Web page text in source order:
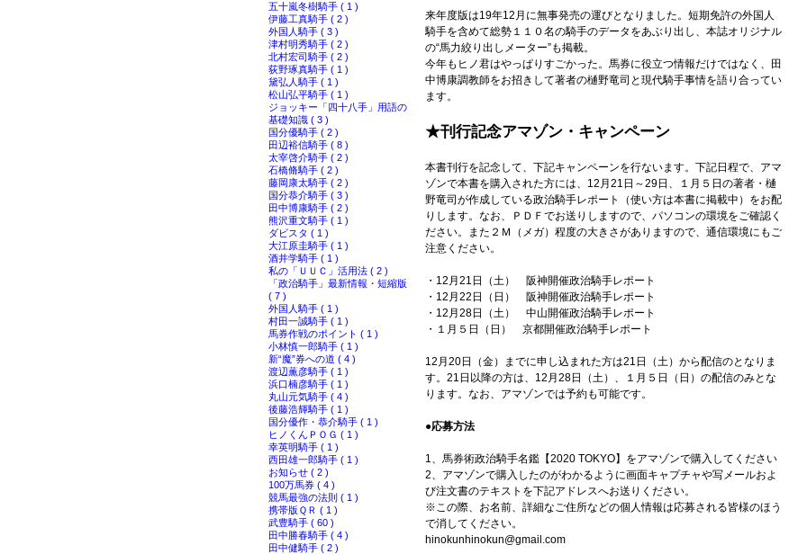
五十嵐冬樹騎手 ( 1 )
伊藤工真騎手 ( 2 )
外国人騎手 ( 3 )
津村明秀騎手 ( 2 )
北村宏司騎手 ( 2 )
荻野琢真騎手 ( 1 )
黛弘人騎手 ( 1 )
松山弘平騎手 ( 1 )
ジョッキー「四十八手」用語の
基礎知識 ( 3 )
国分優騎手 ( 2 )
田辺裕信騎手 ( 8 )
太宰啓介騎手 ( 2 )
石橋脩騎手 ( 2 )
藤岡康太騎手 ( 2 )
国分恭介騎手 ( 3 )
田中博康騎手 ( 2 )
熊沢重文騎手 ( 1 )
ダビスタ ( 1 )
大江原圭騎手 ( 1 )
酒井学騎手 ( 1 )
私の「ＵＵＣ」活用法 ( 2 )
「政治騎手」最新情報・短縮版
( 7 )
外国人騎手 ( 1 )
村田一誠騎手 ( 1 )
馬券作戦のポイント ( 1 )
小林慎一郎騎手 ( 1 )
新“魔”券への道 ( 4 )
渡辺薫彦騎手 ( 1 )
浜口楠彦騎手 ( 1 )
丸山元気騎手 ( 4 )
後藤浩輝騎手 ( 1 )
国分優作・恭介騎手 ( 1 )
ヒノくんＰＯＧ ( 1 )
幸英明騎手 ( 1 )
西田雄一郎騎手 ( 1 )
お知らせ ( 2 )
100万馬券 ( 4 )
競馬最強の法則 ( 1 )
携帯版ＱＲ ( 1 )
武豊騎手 ( 60 )
田中勝春騎手 ( 4 )
田中健騎手 ( 2 )
来年度版は19年12月に無事発売の運びとなりました。短期免許の外国人
騎手を含めて総勢１１０名の騎手のデータをあぶり出し、本誌オリジナル
の“馬力絞り出しメーター”も掲載。
今年もヒノ君はやっぱりすごかった。馬券に役立つ情報だけではなく、田
中博康調教師をお招きして著者の樋野竜司と現代騎手事情を語り合ってい
ます。
★刊行記念アマゾン・キャンペーン
本書刊行を記念して、下記キャンペーンを行ないます。下記日程で、アマ
ゾンで本書を購入された方には、12月21日～29日、１月５日の著者・樋
野竜司が作成している政治騎手レポート（使い方は本書に掲載中）をお配
りします。なお、ＰＤＦでお送りしますので、パソコンの環境をご確認く
ださい。また２Ｍ（メガ）程度の大きさがありますので、通信環境にもご
注意ください。
・12月21日（土） 阪神開催政治騎手レポート
・12月22日（日） 阪神開催政治騎手レポート
・12月28日（土） 中山開催政治騎手レポート
・１月５日（日） 京都開催政治騎手レポート
12月20日（金）までに申し込まれた方は21日（土）から配信のとなりま
す。21日以降の方は、12月28日（土）、１月５日（日）の配信のみとな
ります。なお、アマゾンでは予約も可能です。
●応募方法
1、馬券術政治騎手名鑑【2020 TOKYO】をアマゾンで購入してください
2、アマゾンで購入したのがわかるように画面キャプチャや写メールおよ
び注文書のテキストを下記アドレスへお送りください。
※この際、お名前、詳細なご住所などの個人情報は応募される皆様のほう
で消してください。
hinokunhinokun@gmail.com